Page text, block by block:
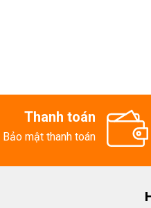
Thanh toán
Bảo mật thanh toán